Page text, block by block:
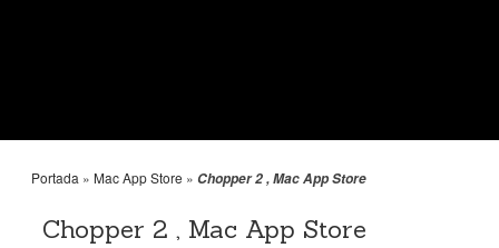
Portada » Mac App Store » Chopper 2 , Mac App Store
Chopper 2 , Mac App Store